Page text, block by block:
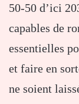
50-50 d’ici
capables de
essentielles
et faire en
ne soient